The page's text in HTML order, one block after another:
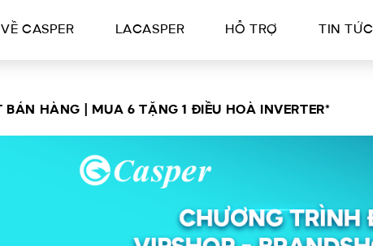
VỀ CASPER LACASPER HỖ TRỢ TIN TỨC
HÀNG | MUA 6 TẶNG 1 ĐIỀU HOÀ INVERTER*